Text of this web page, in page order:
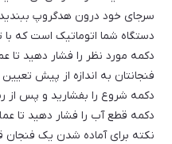
سرجای خود درون هدگروپ ببندید
دستگاه شما اتوماتیک است که با
دکمه مورد نظر را فشار دهید تا
فنجانتان به اندازه از پیش
دکمه شروع را بفشارید و پس از
دکمه قطع آب را فشار دهید تا